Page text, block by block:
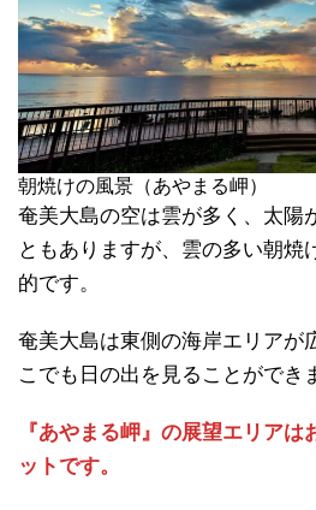
朝焼けの風景（あやまる岬）
奄美大島の空は雲が多く、太陽
ともありますが、雲の多い朝焼
的です。
奄美大島は東側の海岸エリアが
こでも日の出を見ることができ
『あやまる岬』の展望エリア
ットです。